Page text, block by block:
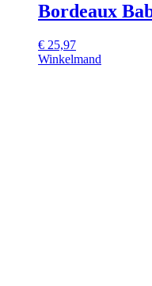
Bordeaux
€ 25,97
Winkelmand